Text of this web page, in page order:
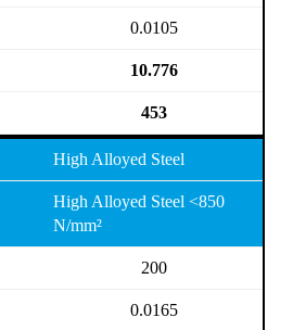
0.0105
10.776
453
High Alloyed Steel
High Alloyed Steel <850
N/mm²
200
0.0165